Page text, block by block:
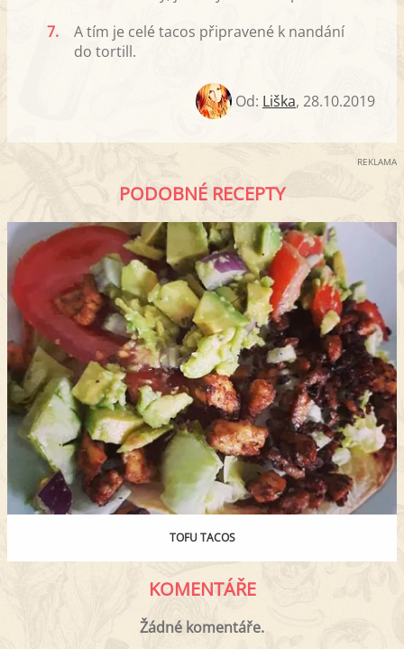
7.
A tím je celé tacos připravené k nandání
do tortill.
Od: Liška, 28.10.2019
REKLAMA
PODOBNÉ RECEPTY
TOFU TACOS
KOMENTÁŘE
Žádné komentáře.